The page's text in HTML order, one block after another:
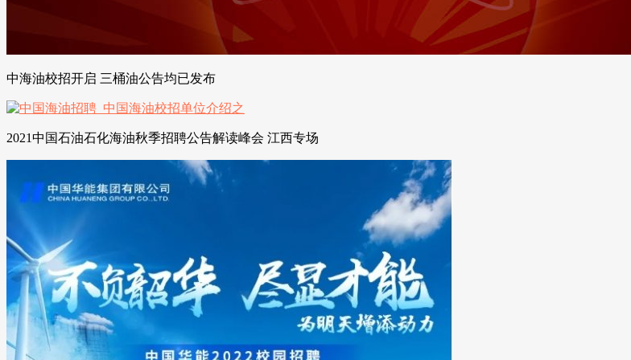
中海油校招开启 三桶油公告均已发布
2021中国石油石化海油秋季招聘公告解读峰会 江西专场